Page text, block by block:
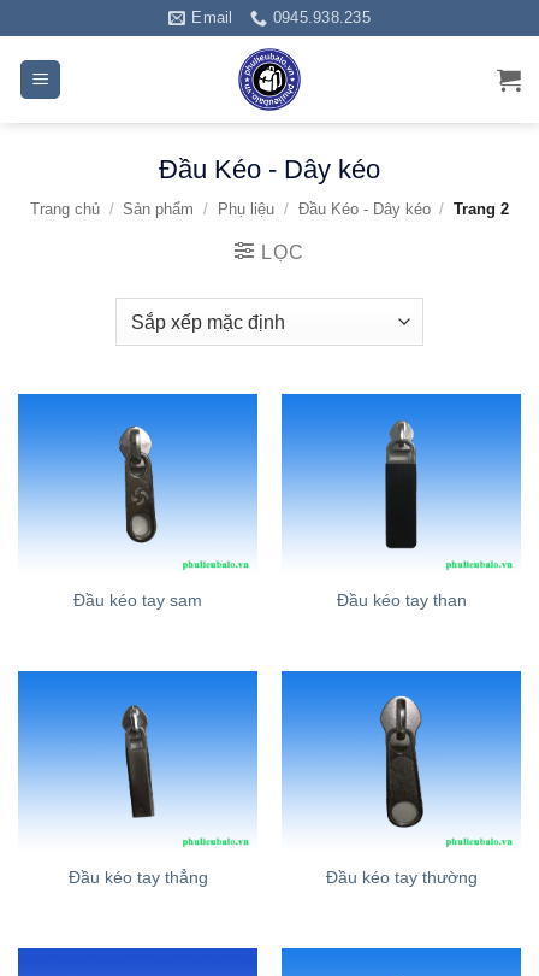
dung
Email 0945.938.235
Đầu Kéo - Dây kéo
Trang chủ / Sản phẩm / Phụ liệu / Đầu Kéo - Dây kéo / Trang 2
LỌC
Đầu kéo tay sam Đầu kéo tay than
Đầu kéo tay thẳng Đầu kéo tay thường